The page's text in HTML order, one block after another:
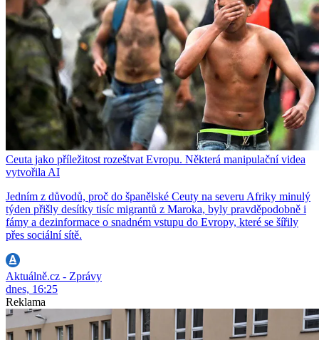
Ceuta jako příležitost rozeštvat Evropu. Některá manipulační videa
vytvořila AI
Jedním z důvodů, proč do španělské Ceuty na severu Afriky minulý
týden přišly desítky tisíc migrantů z Maroka, byly pravděpodobně i
fámy a dezinformace o snadném vstupu do Evropy, které se šířily
přes sociální sítě.
Aktuálně.cz - Zprávy
dnes, 16:25
Reklama